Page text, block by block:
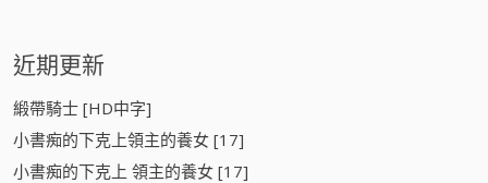
近期更新
緞帶騎士 [HD中字]
小書痴的下克上領主的養女 [17]
小書痴的下克上 領主的養女 [17]